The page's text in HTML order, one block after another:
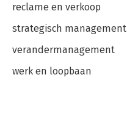
reclame en verkoop
strategisch management
verandermanagement
werk en loopbaan